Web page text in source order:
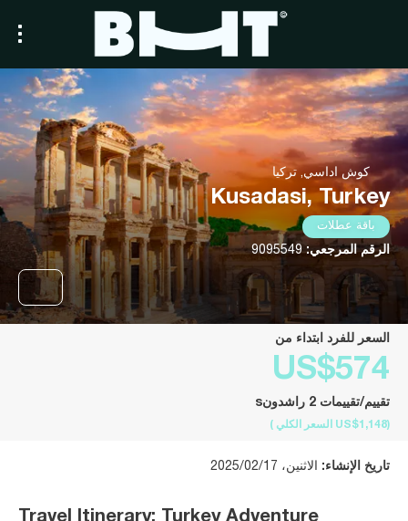
كوش اداسي, تركيا
Kusadasi, Turkey
باقة عطلات
الرقم المرجعي: 9095549
السعر للفرد ابتداء من
US$574
تقييم/تقييمات 2 راشدونs
(US$1,148 السعر الكلي )
تاريخ الإنشاء: الاثنين، 2025/02/17